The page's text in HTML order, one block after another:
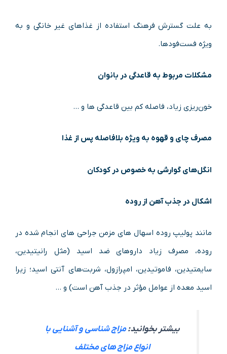
به ‌علت گسترش فرهنگ استفاده از غذاهای غیر خانگی و به
ویژه فست‌فودها.
مشکلات مربوط به قاعدگی در بانوان
خون‌ریزی زیاد، فاصله کم بین قاعدگی ها و …
مصرف چای و قهوه به ‌ویژه بلافاصله پس‌ از غذا
انگل‌های گوارشی به خصوص در کودکان
اشکال در جذب آهن از روده
مانند پولیپ روده اسهال ‌های مزمن جراحی ‌های انجام ‌شده در
روده، مصرف زیاد داروهای ضد اسید (مثل رانیتیدین،
سایمتیدین، فاموتیدین، امپرازول، شربت‌های آنتی اسید؛ زیرا
اسید معده از عوامل مؤثر در جذب آهن است) و …
بیشتر بخوانید:مزاج شناسی و آشنایی با
انواع مزاج های مختلف